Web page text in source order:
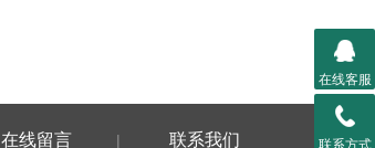
在线留言 | 联系我们
在线客服
联系方式